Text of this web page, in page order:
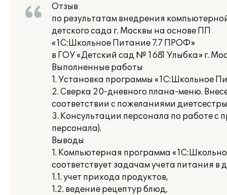
Отзыв
по результатам внедрения
детского сада г. Москвы на основе ПП
«1С:Школьное Питание 7.7 ПРОФ»
в ГОУ «Детский сад № 1681 Улыбка» г.
Выполненные работы
1. Установка программы «1С:Школьное
2. Сверка 20-дневного плана-меню.
соответствии с пожеланиями
3. Консультации персонала по работе с
персонала).
Выводы
1. Компьютерная программа
соответствует задачам учета питания в
1.1. учет прихода продуктов,
1.2. ведение рецептур блюд,